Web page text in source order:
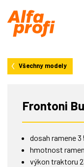
PRODUKTY
O NÁS
KARIÉRA
REFERENCE
KONTAKTY
Všechny modely
Frontoni
dosah ramene 3
hmotnost
výkon traktoru